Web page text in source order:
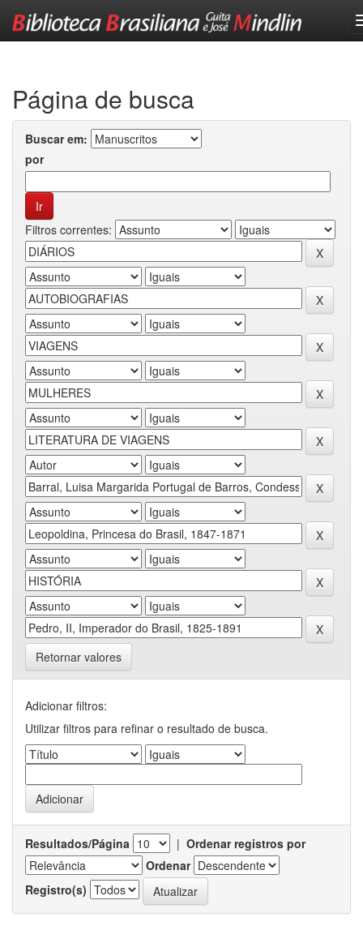
Página de busca
Buscar em:
por
Filtros correntes:
Retornar valores
Adicionar filtros:
Utilizar filtros para refinar o resultado de busca.
Resultados/Página | Ordenar registros por
Ordenar
Registro(s)